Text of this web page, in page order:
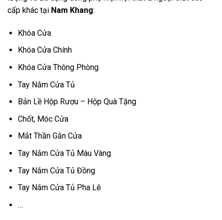
cấp khác tại Nam Khang:
Khóa Cửa
Khóa Cửa Chính
Khóa Cửa Thông Phòng
Tay Nắm Cửa Tủ
Bản Lề Hộp Rượu – Hộp Quà Tặng
Chốt, Móc Cửa
Mắt Thần Gắn Cửa
Tay Nắm Cửa Tủ Màu Vàng
Tay Nắm Cửa Tủ Đồng
Tay Nắm Cửa Tủ Pha Lê
…